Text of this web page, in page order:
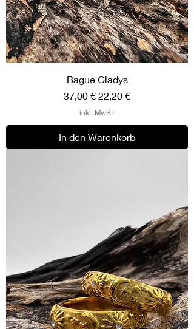
Bague Gladys
Standardpreis
37,00 € Sale-Preis
22,20 €
inkl. MwSt.
In den Warenkorb